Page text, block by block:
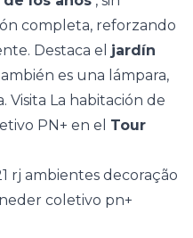
completa, reforzando
Destaca el jardín
es una lámpara,
Visita La habitación de
PN+ en el Tour